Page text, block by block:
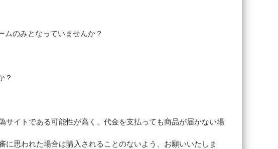
のみとなっていませんか？
？
サイトである可能性が高く、代金を支払っても商品が届かない場
思われた場合は購入されることのないよう、お願いいたしま